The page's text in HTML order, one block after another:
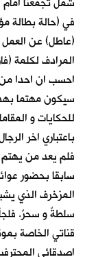
في (حالة بطالة
(عاطل) عن العمل
المرادف لكلمة
احسب ان احدا
سيكون مهتما
للحكايات و
باعتباري اخر
فلم يعد من
سابقا بحضور
المزخرف الذي
سلطةٌ و سحرٌ.
قناتي الخاصة
اصدقائي